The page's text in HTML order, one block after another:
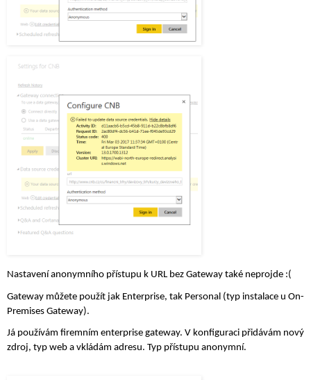
Nastavení anonymního přístupu k URL bez Gateway také neprojde :(
Gateway můžete použít jak Enterprise, tak Personal (typ instalace u On-
Premises Gateway).
Já používám firemním enterprise gateway. V konfiguraci přidávám nový
zdroj, typ web a vkládám adresu. Typ přístupu anonymní.